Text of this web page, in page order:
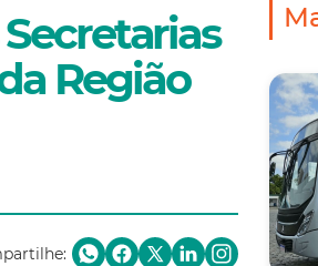
Região